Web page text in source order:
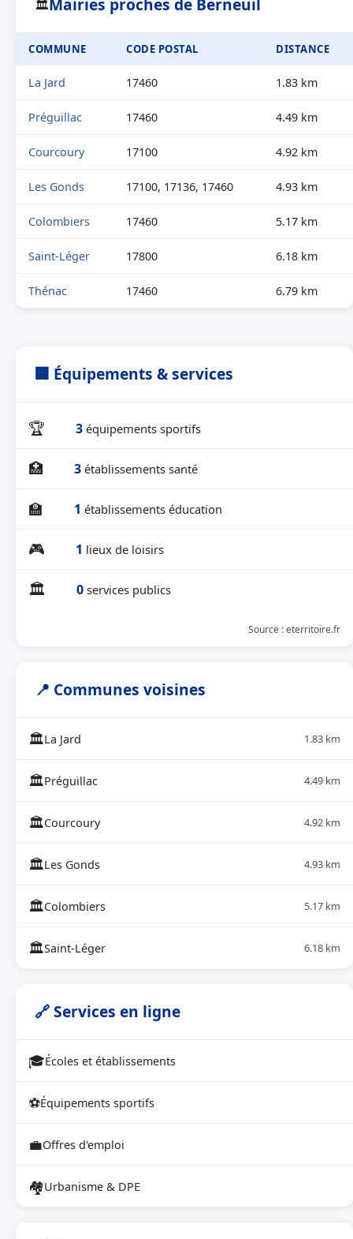
🏛 Mairies proches de Berneuil
COMMUNE CODE POSTAL DISTANCE
La Jard 17460 1.83 km
Préguillac 17460 4.49 km
Courcoury 17100 4.92 km
Les Gonds 17100, 17136, 17460 4.93 km
Colombiers 17460 5.17 km
Saint-Léger 17800 6.18 km
Thénac 17460 6.79 km
🏢 Équipements & services
🏆 3 équipements sportifs
🏥 3 établissements santé
🏫 1 établissements éducation
🎮 1 lieux de loisirs
🏛 0 services publics
Source : eterritoire.fr
📍 Communes voisines
🏛La Jard 1.83 km
🏛Préguillac 4.49 km
🏛Courcoury 4.92 km
🏛Les Gonds 4.93 km
🏛Colombiers 5.17 km
🏛Saint-Léger 6.18 km
🔗 Services en ligne
🎓Écoles et établissements
⚽Équipements sportifs
💼Offres d'emploi
🏘Urbanisme & DPE